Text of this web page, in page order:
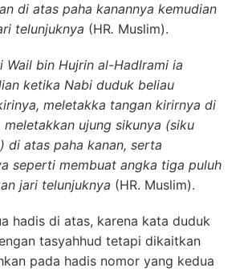
di atas paha kanannya kemudian
telunjuknya (HR. Muslim).
Wail bin Hujrin al-Hadlrami ia
ketika Nabi duduk beliau
meletakka tangan kirirnya di
ujung sikunya (siku
di atas paha kanan, serta
seperti membuat angka tiga puluh
jari telunjuknya (HR. Muslim).
hadis di atas, karena kata duduk
tasyahhud tetapi dikaitkan
pada hadis nomor yang kedua